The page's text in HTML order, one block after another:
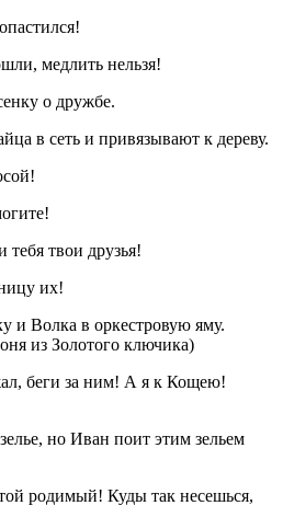
медлить нельзя!
о дружбе.
в сеть и привязывают к дереву.
твои друзья!
их!
и Волка в оркестровую яму.
из Золотого ключика)
беги за ним! А я к Кощею!
но Иван поит этим зельем
родимый! Куды так несешься,